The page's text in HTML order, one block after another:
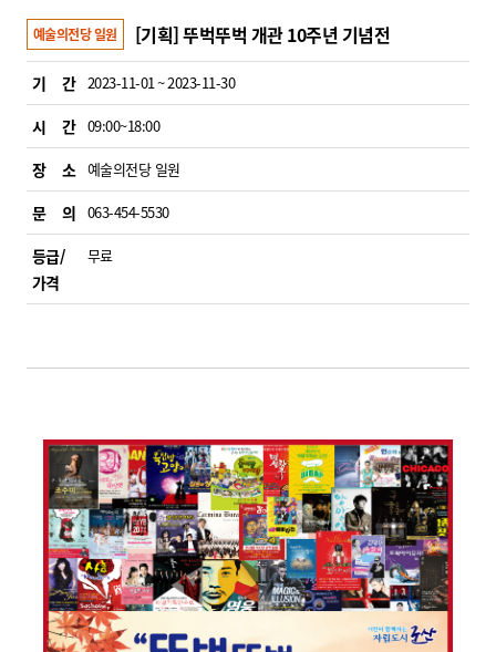
예술의전당 일원 [기획] 뚜벅뚜벅 개관 10주년 기념전
기 간 2023-11-01 ~ 2023-11-30
시 간 09:00~18:00
장 소 예술의전당 일원
문 의 063-454-5530
등급/
가격
무료